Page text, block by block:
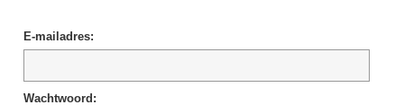
E-mailadres:
Wachtwoord: